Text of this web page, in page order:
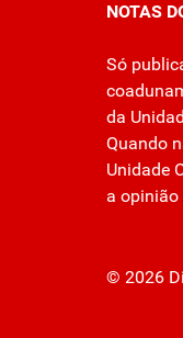
NOTAS
Só
da
Quando
Unidade
a opinião
© 2026